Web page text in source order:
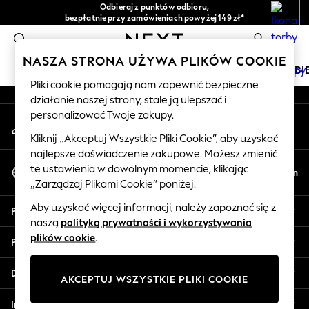
Odbieraj z punktów odbioru,
bezpłatnie przy zamówieniach powyżej 149 zł*
Łatwe zwroty*
0
HOLIDAY SHOP
Women's Holiday Shop
All Swimwear
All Beachwear
Bags & Accessories
Beach Dresses & Kaftans
Dresses
Flip Flops
Sliders
Jumpsuits & Playsuits
Sandals
Shorts
An error occurred on client
Nasze media społecznościowe
Moje konto
Zaloguj się na swoje konto
Wybierz Język
Polski
En
Pomoc
Prywatność i zasady prawne
Działy
Inne usługi
NASZA STRONA UŻYWA PLIKÓW COOKIE
Pliki cookie pomagają nam zapewnić bezpieczne
działanie naszej strony, stale ją ulepszać i
personalizować Twoje zakupy.
Kliknij „Akceptuj Wszystkie Pliki Cookie”, aby uzyskać
najlepsze doświadczenie zakupowe. Możesz zmienić
te ustawienia w dowolnym momencie, klikając
„Zarządzaj Plikami Cookie” poniżej.
Aby uzyskać więcej informacji, należy zapoznać się z
naszą polityką prywatności i wykorzystywania
plików cookie.
AKCEPTUJ WSZYSTKIE PLIKI COOKIE